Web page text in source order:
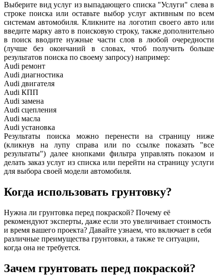
Выберите вид услуг из выпадающего списка "Услуги" слева в
строке поиска или оставьте выбор услуг активным по всем
системам автомобиля. Кликните на логотип своего авто или
введите марку авто в поисковую строку, также дополнительно
в поиск вводите нужные части слов в любой очередности
(лучше без окончаний в словах, чтоб получить больше
результатов поиска по своему запросу) например:
Audi ремонт
Audi диагностика
Audi двигателя
Audi КПП
Audi замена
Audi сцепления
Audi масла
Audi установка
Результаты поиска можно перенести на страницу ниже
(кликнув на лупу справа или по ссылке показать "все
результаты") далее кнопками фильтра управлять показом и
делать заказ услуг из списка или перейти на страницу услуги
для выбора своей модели автомобиля.
Когда использовать грунтовку?
Нужна ли грунтовка перед покраской? Почему её
рекомендуют эксперты, даже если это увеличивает стоимость
и время вашего проекта? Давайте узнаем, что включает в себя
различные преимущества грунтовки, а также те ситуации,
когда она не требуется.
Зачем грунтовать перед покраской?